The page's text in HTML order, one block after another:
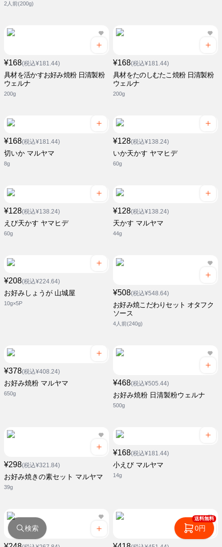
2人前(200g)
¥168(税込¥181.44)
具材を活かすお好み焼粉 日清製粉
ウェルナ
200g
¥168(税込¥181.44)
具材をたのしむたこ焼粉 日清製粉
ウェルナ
200g
¥168(税込¥181.44)
切いか マルヤマ
8g
¥128(税込¥138.24)
いか天かす ヤマヒデ
60g
¥128(税込¥138.24)
えび天かす ヤマヒデ
60g
¥128(税込¥138.24)
天かす マルヤマ
44g
¥208(税込¥224.64)
お好みしょうが 山城屋
10g×5P
¥508(税込¥548.64)
お好み焼こだわりセット オタフク
ソース
4人前(240g)
¥378(税込¥408.24)
お好み焼粉 マルヤマ
650g
¥468(税込¥505.44)
お好み焼粉 日清製粉ウェルナ
500g
¥298(税込¥321.84)
お好み焼きの素セット マルヤマ
39g
¥168(税込¥181.44)
小えび マルヤマ
14g
検索
送料無料
0円